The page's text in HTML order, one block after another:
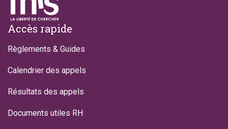
Footer
Accès rapide
Règlements & Guides
Calendrier des appels
Résultats des appels
Documents utiles RH